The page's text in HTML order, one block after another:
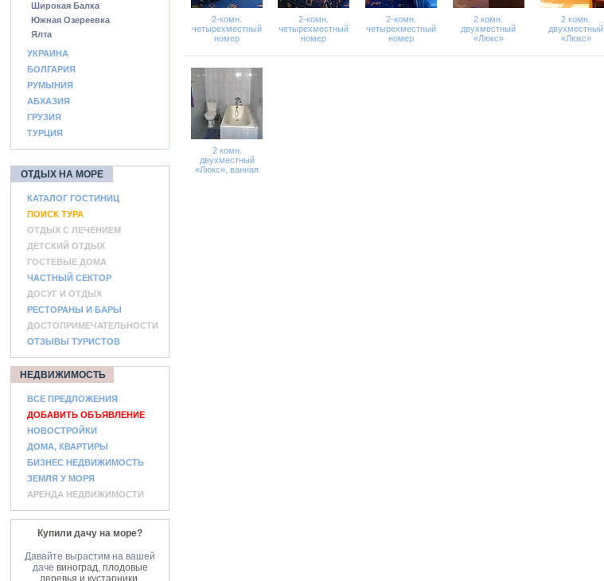
Широкая Балка
Южная Озереевка
Ялта
УКРАИНА
БОЛГАРИЯ
РУМЫНИЯ
АБХАЗИЯ
ГРУЗИЯ
ТУРЦИЯ
ОТДЫХ НА МОРЕ
КАТАЛОГ ГОСТИНИЦ
ПОИСК ТУРА
ОТДЫХ С ЛЕЧЕНИЕМ
ДЕТСКИЙ ОТДЫХ
ГОСТЕВЫЕ ДОМА
ЧАСТНЫЙ СЕКТОР
ДОСУГ И ОТДЫХ
РЕСТОРАНЫ И БАРЫ
ДОСТОПРИМЕЧАТЕЛЬНОСТИ
ОТЗЫВЫ ТУРИСТОВ
НЕДВИЖИМОСТЬ
ВСЕ ПРЕДЛОЖЕНИЯ
ДОБАВИТЬ ОБЪЯВЛЕНИЕ
НОВОСТРОЙКИ
ДОМА, КВАРТИРЫ
БИЗНЕС НЕДВИЖИМОСТЬ
ЗЕМЛЯ У МОРЯ
АРЕНДА НЕДВИЖИМОСТИ
Купили дачу на море?
Давайте вырастим на вашей
даче виноград, плодовые
деревья и кустарники
2-комн.
четырехместный
номер
2-комн.
четырехместный
номер
2-комн.
четырехместный
номер
2 комн.
двухместный
«Люкс»
2 комн.
двухместный
«Люкс»
2 комн.
двухместный
«Люкс», ванная